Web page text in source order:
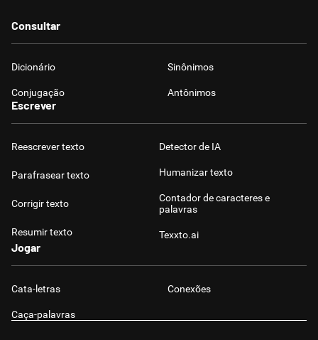
Consultar
Dicionário Sinônimos
Conjugação Antônimos
Escrever
Reescrever texto
Parafrasear texto
Corrigir texto
Resumir texto
Detector de IA
Humanizar texto
Contador de caracteres e
palavras
Texxto.ai
Jogar
Cata-letras Conexões
Caça-palavras